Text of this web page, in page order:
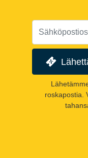
roskapostia.